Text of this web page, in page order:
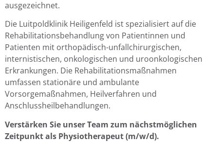
ausgezeichnet.
Die Luitpoldklinik Heiligenfeld ist spezialisiert auf die
Rehabilitationsbehandlung von Patientinnen und
Patienten mit orthopädisch-unfallchirurgischen,
internistischen, onkologischen und uroonkologischen
Erkrankungen. Die Rehabilitationsmaßnahmen
umfassen stationäre und ambulante
Vorsorgemaßnahmen, Heilverfahren und
Anschlussheilbehandlungen.
Verstärken Sie unser Team zum nächstmöglichen
Zeitpunkt als Physiotherapeut (m/w/d).